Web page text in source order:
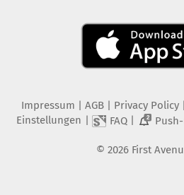
Impressum AGB Privacy Policy|
Einstellungen
FAQ| 2
© 2026 First